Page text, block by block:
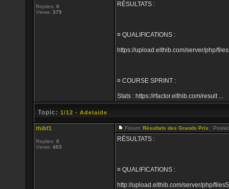
Replies: 0
Views: 379
RÉSULTATS :
¤ QUALIFICATIONS :
https://upload.elthib.com/server/php/
¤ COURSE SPRINT :
Stats : https://rfactor.elthib.com/result ...
Topic: 1/12 - Adelaide
thibf1
Replies: 0
Views: 403
Forum: Résultats des Grands Prix
RÉSULTATS :
¤ QUALIFICATIONS :
http://upload.elthib.com/server/php/